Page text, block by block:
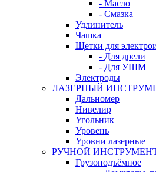
- Масло
- Смазка
Удлинитель
Чашка
Щетки для
- Для дрели
- Для УШМ
Электроды
ЛАЗЕРНЫЙ
Дальномер
Нивелир
Угольник
Уровень
Уровни лазерные
РУЧНОЙ
Грузоподъёмное